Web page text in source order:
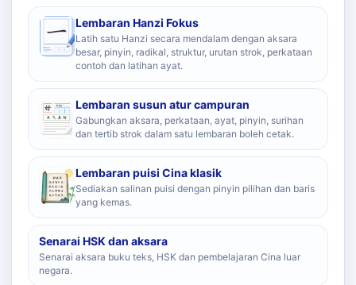
Lembaran Hanzi Fokus
Latih satu Hanzi secara mendalam dengan aksara
besar, pinyin, radikal, struktur, urutan strok, perkataan
contoh dan latihan ayat.
Lembaran susun atur campuran
Gabungkan aksara, perkataan, ayat, pinyin, surihan
dan tertib strok dalam satu lembaran boleh cetak.
Lembaran puisi Cina klasik
Sediakan salinan puisi dengan pinyin pilihan dan baris
yang kemas.
Senarai HSK dan aksara
Senarai aksara buku teks, HSK dan pembelajaran Cina luar
negara.